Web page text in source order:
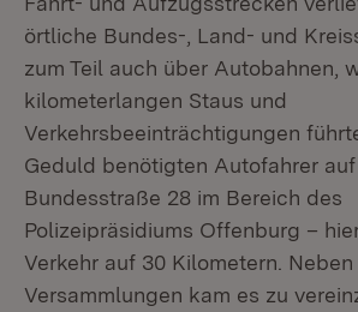
örtliche Bundes-, Land- und
zum Teil auch über Autobahnen,
kilometerlangen Staus und
Verkehrsbeeinträchtigungen
Geduld benötigten Autofahrer
Bundesstraße 28 im Bereich des
Polizeipräsidiums Offenburg –
Verkehr auf 30 Kilometern. Neben
Versammlungen kam es zu